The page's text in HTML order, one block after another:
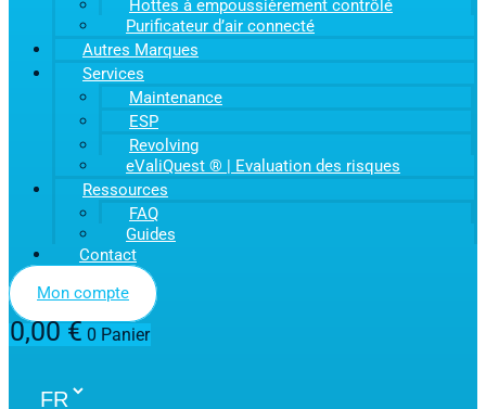
Hottes à empoussièrement contrôlé
Purificateur d’air connecté
Autres Marques
Services
Maintenance
ESP
Revolving
eValiQuest ® | Evaluation des risques
Ressources
FAQ
Guides
Contact
Mon compte
0,00€ 0 Panier